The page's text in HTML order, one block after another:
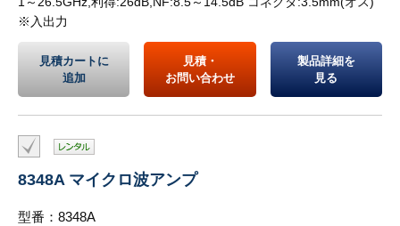
※入出力
見積カートに
追加
見積・
お問い合わせ
製品詳細を
見る
8348A マイクロ波アンプ
型番：8348A